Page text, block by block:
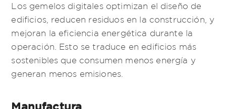
Los gemelos digitales optimizan el diseño de
edificios, reducen residuos en la construcción, y
mejoran la eficiencia energética durante la
operación. Esto se traduce en edificios más
sostenibles que consumen menos energía y
generan menos emisiones.
Manufactura